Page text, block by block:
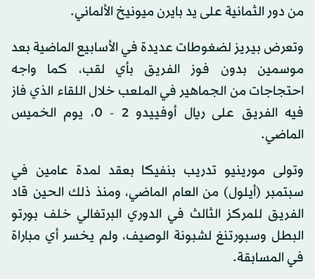
من دور الثمانية على يد بايرن ميونيخ الألماني.
وتعرض بيريز لضغوطات عديدة في الأسابيع الماضية بعد
موسمين بدون فوز الفريق بأي لقب، كما واجه
احتجاجات من الجماهير في الملعب خلال اللقاء الذي فاز
فيه الفريق على ريال أوفييدو 2 - 0، يوم الخميس
الماضي.
وتولى مورينيو تدريب بنفيكا بعقد لمدة عامين في
سبتمبر (أيلول) من العام الماضي، ومنذ ذلك الحين قاد
الفريق للمركز الثالث في الدوري البرتغالي خلف بورتو
البطل وسبورتنغ لشبونة الوصيف، ولم يخسر أي مباراة
في المسابقة.